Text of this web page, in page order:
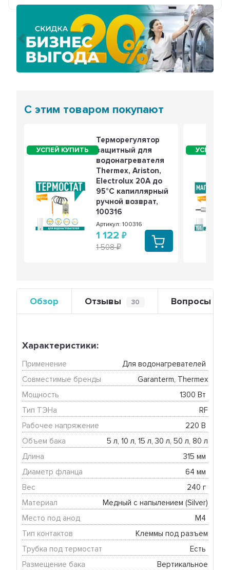
Предыдущий
С этим товаром покупают
Терморегулятор
защитный для
водонагревателя
Thermex, Ariston,
Electrolux 20А до
95°С капиллярный
ручной возврат,
100316
Артикул: 100316
1 122
1 508
Обзор Отзывы 30 Вопросы
Характеристики:
Применение
Для водонагревателей
Совместимые бренды
Garanterm, Thermex
Мощность
1300 Вт
Тип ТЭНа
RF
Рабочее напряжение
220 В
Объем бака
5 л, 10 л, 15 л, 30 л, 50 л, 80 л
Длина
315 мм
Диаметр фланца
64 мм
Вес
240 г
Материал
Медный с напылением (Silver)
Место под анод
М4
Тип контактов
Клеммы под разъем
Трубка под термостат
Есть
Размещение бака
Вертикальное